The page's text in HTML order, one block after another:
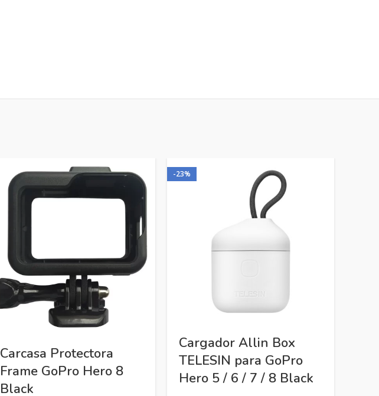
Carcasa Protectora
Frame GoPro Hero 8
Black
-23%
Cargador Allin Box
TELESIN para GoPro
Hero 5 / 6 / 7 / 8 Black